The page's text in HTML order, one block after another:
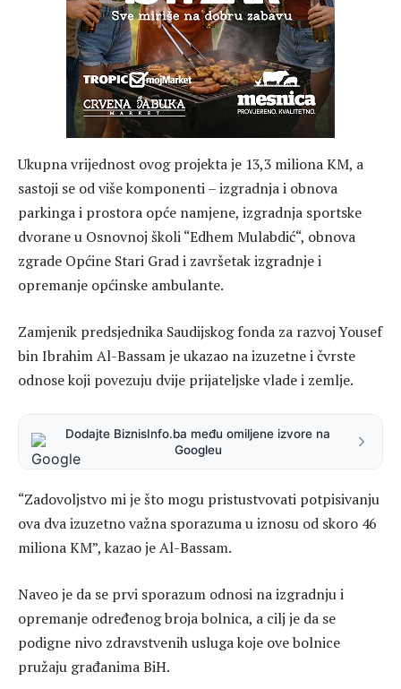
Ukupna vrijednost ovog projekta je 13,3 miliona KM, a
sastoji se od više komponenti – izgradnja i obnova
parkinga i prostora opće namjene, izgradnja sportske
dvorane u Osnovnoj školi “Edhem Mulabdić“, obnova
zgrade Općine Stari Grad i završetak izgradnje i
opremanje općinske ambulante.
Zamjenik predsjednika Saudijskog fonda za razvoj Yousef
bin Ibrahim Al-Bassam je ukazao na izuzetne i čvrste
odnose koji povezuju dvije prijateljske vlade i zemlje.
Dodajte BiznisInfo.ba među omiljene izvore na
Googleu
“Zadovoljstvo mi je što mogu pristustvovati potpisivanju
ova dva izuzetno važna sporazuma u iznosu od skoro 46
miliona KM”, kazao je Al-Bassam.
Naveo je da se prvi sporazum odnosi na izgradnju i
opremanje određenog broja bolnica, a cilj je da se
podigne nivo zdravstvenih usluga koje ove bolnice
pružaju građanima BiH.